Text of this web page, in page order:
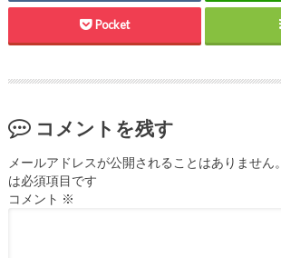
Pocket
コメントを残す
メールアドレスが公開されることはありません。
は必須項目です
コメント ※